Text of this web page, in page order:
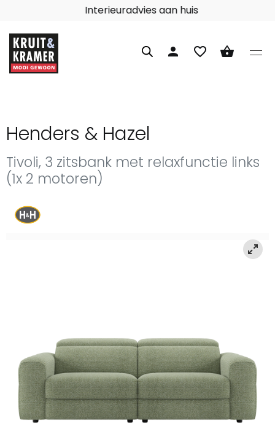
Interieuradvies aan huis
person favorite_border shopping_basket
Henders & Hazel
Tivoli, 3 zitsbank met relaxfunctie links
(1x 2 motoren)